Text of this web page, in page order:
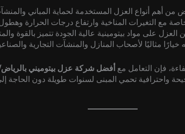
من أهم أنواع العزل المستخدمة لحماية المباني
مع التغيرات المناخية وارتفاع درجات الحرارة وهطول
العزل على مواد بيتومينية عالية الجودة تتميز بالقوة
خيارًا مثاليًا لأصحاب المنازل والمنشآت التجارية
فإن التعامل مع أفضل شركة عزل بيتوميني بالرياض/
واحترافية تحمي المبنى لسنوات طويلة دون الحاجة